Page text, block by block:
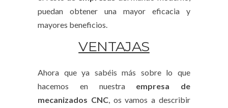
puedan obtener una mayor eficacia y
mayores beneficios.
VENTAJAS
Ahora que ya sabéis más sobre lo que
hacemos en nuestra empresa de
mecanizados CNC, os vamos a describir